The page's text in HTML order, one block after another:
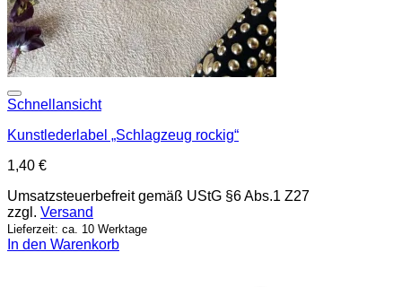
Schnellansicht
Kunstlederlabel „Schlagzeug rockig“
1,40 €
Umsatzsteuerbefreit gemäß UStG §6 Abs.1 Z27
zzgl. Versand
Lieferzeit: ca. 10 Werktage
In den Warenkorb